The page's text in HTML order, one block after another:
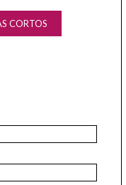
CORTOS